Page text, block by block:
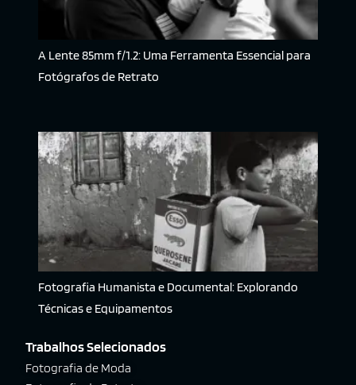
A Lente 85mm f/1.2: Uma Ferramenta Essencial para
Fotógrafos de Retrato
Fotografia Humanista e Documental: Explorando
Técnicas e Equipamentos
Trabalhos Selecionados
Fotografia de Moda